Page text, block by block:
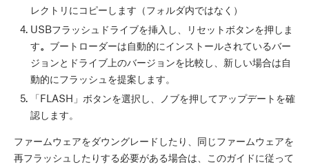
レクトリにコピーします（フォルダ内ではなく）
USBフラッシュドライブを挿入し、リセットボタンを押しま
す。 ブートローダーは自動的にインストールされているバー
ジョンとドライブ上のバージョンを比較し、新しい場合は自
動的にフラッシュを提案します。
「FLASH」ボタンを選択し、ノブを押してアップデートを確
認します。
ファームウェアをダウングレードしたり、同じファームウェアを
再フラッシュしたりする必要がある場合は、このガイドに従って